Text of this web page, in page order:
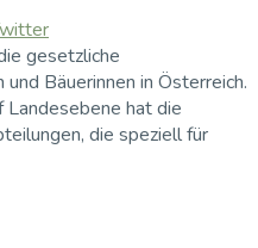
gesetzliche
Bäuerinnen in Österreich.
Landesebene hat die
die speziell für